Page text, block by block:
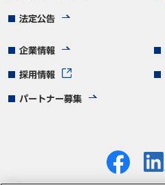
法定公告
企業情報
採用情報
パートナー募集